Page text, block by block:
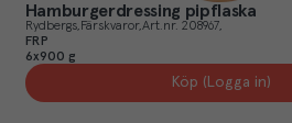
Hamburgerdressing pipflaska
Rydbergs Färskvaror Art.nr. 208967
FRP
6x900 g
Köp (Logga in)